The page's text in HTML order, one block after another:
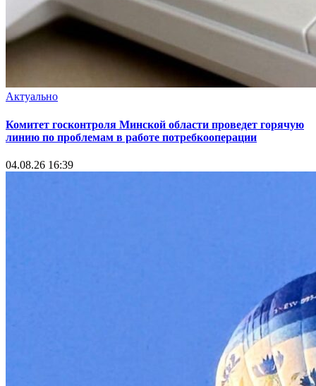
Актуально
Комитет госконтроля Минской области проведет горячую
линию по проблемам в работе потребкооперации
04.08.26 16:39